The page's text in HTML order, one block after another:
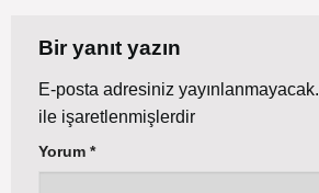
Bir yanıt yazın
E-posta adresiniz yayınlanmayacak.
ile işaretlenmişlerdir
Yorum *